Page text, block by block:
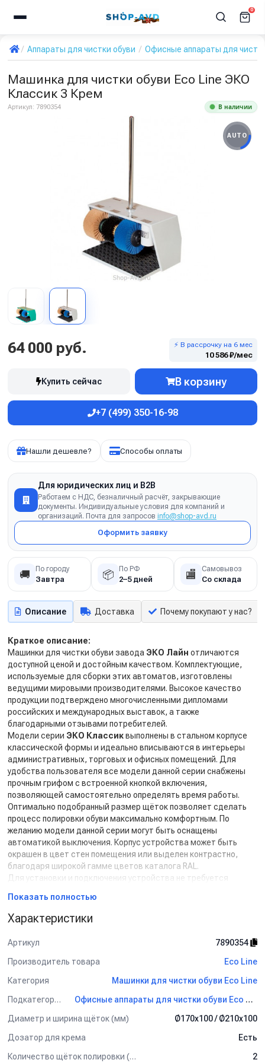
0
Аппараты для чистки обуви Офисные аппараты для
Машинка для чистки обуви Eco Line ЭКО
Классик 3 Крем
Артикул: 7890354 В наличии
AUTO
64 000 руб. ⚡ В рассрочку на 6 мес
10 586 ₽/мес
Купить сейчас В корзину
+7 (499) 350-16-98
Нашли дешевле? Способы оплаты
Для юридических лиц и B2B
Работаем с НДС, безналичный расчёт, закрывающие
документы. Индивидуальные условия для компаний и
организаций. Почта для запросов info@shop-avd.ru
Оформить заявку
🚚 По городу
Завтра 📦 По РФ
2–5 дней 🏬 Самовывоз
Со склада
Описание Доставка Почему покупают у нас?
Краткое описание:
Машинки для чистки обуви завода ЭКО Лайн отличаются
доступной ценой и достойным качеством. Комплектующие,
используемые для сборки этих автоматов, изготовлены
ведущими мировыми производителями. Высокое качество
продукции подтверждено многочисленными дипломами
российских и международных выставок, а также
благодарными отзывами потребителей.
Модели серии ЭКО Классиквыполнены в стальном корпусе
классической формы и идеально вписываются в интерьеры
административных, торговых и офисных помещений. Для
удобства пользователя все модели данной серии снабжены
прочным грифом с встроенной кнопкой включения,
позволяющей самостоятельно определять время работы.
Оптимально подобранный размер щёток позволяет сделать
процесс полировки обуви максимально комфортным. По
желанию модели данной серии могут быть оснащены
автоматикой выключения. Корпус устройства может быть
окрашен в цвет стен помещения или выделен контрастно,
благодаря широкой гамме цветов каталога RAL.
Для установки и подключения устройства не требуется
розетки питания напряжением 220 Вольт.
Автоматическое устройство чистки обуви соответствует
всем требованиям, обеспечивающим безопасность
потребителя согласно ГОСТ Р МЭК 335-1-94; ГОСТ Р
51318.14.1-99. Сертификат соответствия № РОСС
RU.ME03.BO5854 выдан на основании протоколов испытаний
РОСС.RU.0001.21ME01, рег. № РОСС.RU.0001.21MЭ18. Класс по
электробезопасности - 1, степень защиты - IP 20.
состав натуральных и синтетических волокон, и даже при
частом использовании они не повреждают верхний, глянцевый
слой кожи. Ресурс службы щеток составляет 7-10 лет
(зависит от интенсивности использования и человекопотока).
Показать полностью
Характеристики
Артикул
7890354
Производитель товара
Eco Line
Категория
Машинки для чистки обуви Eco Line
Подкатегория
Офисные аппараты для чистки обуви Eco Line
Диаметр и ширина щёток (мм)
Ø170х100 / Ø210х100
Дозатор для крема
Есть
Количество щёток полировки (шт)
2